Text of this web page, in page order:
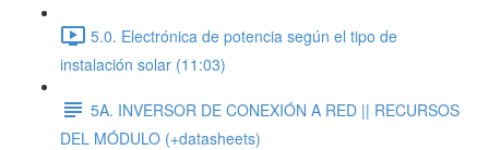
5.0. Electrónica de potencia según el tipo de
instalación solar (11:03)
5A. INVERSOR DE CONEXIÓN A RED || RECURSOS
DEL MÓDULO (+datasheets)